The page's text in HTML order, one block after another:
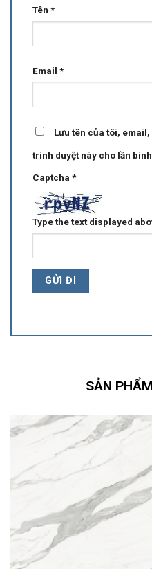
Tên *
Email *
Lưu tên của tôi,
trình duyệt này cho lần
Captcha *
Type the text displayed
SẢN